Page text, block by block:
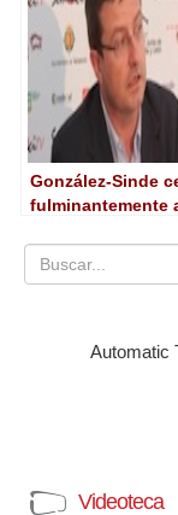
González-Sinde
fulminantemente
Automatic
Videoteca